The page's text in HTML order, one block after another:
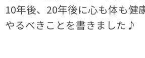
10年後、20年後に心も体も健
やるべきことを書きました♪